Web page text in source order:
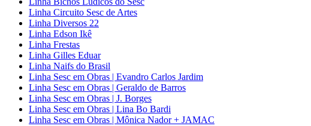
Linha Circuito Sesc de Artes
Linha Diversos 22
Linha Edson Ikê
Linha Frestas
Linha Gilles Eduar
Linha Naifs do Brasil
Linha Sesc em Obras | Evandro Carlos Jardim
Linha Sesc em Obras | Geraldo de Barros
Linha Sesc em Obras | J. Borges
Linha Sesc em Obras | Lina Bo Bardi
Linha Sesc em Obras | Mônica Nador + JAMAC